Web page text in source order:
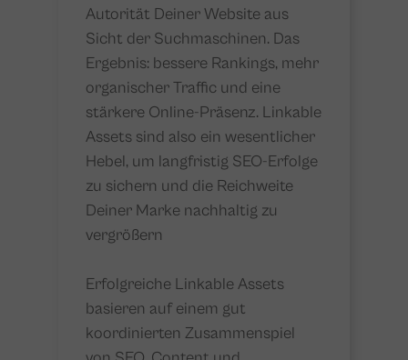
Autorität Deiner Website aus
Sicht der Suchmaschinen. Das
Ergebnis: bessere Rankings, mehr
organischer Traffic und eine
stärkere Online-Präsenz. Linkable
Assets sind also ein wesentlicher
Hebel, um langfristig SEO-Erfolge
zu sichern und die Reichweite
Deiner Marke nachhaltig zu
vergrößern
Erfolgreiche Linkable Assets
basieren auf einem gut
koordinierten Zusammenspiel